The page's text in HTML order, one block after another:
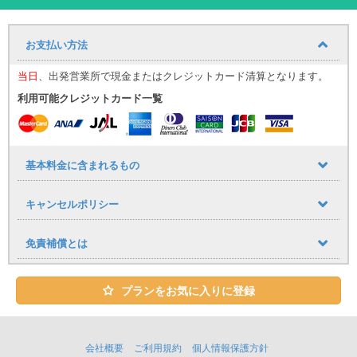
ー”とわかるアイコニックなデザイン。
街中でもビーチでも映える存在感があり、「ちょっと違う車に乗り
たい」方に選ばれる人気モデル
高いアイポイントと広い視界により、初めての沖縄ドライブでも安
心。
那覇市内の街乗りから海沿いのルートまで、見晴らしの良さがドラ
イブの楽しさをさらに引き上げてくれます。
JL型では、従来よりも乗り心地や静粛性も向上しており、
日常使いから観光まで幅広く対応できるバランスの良いモデルに仕
走りも安定感があり、長距離移動でもストレスを感じにくいのが特
徴です。
インテリアは、無骨なデザインの中にしっかりとした実用性と快適
性を確保。
て過ごせる空間となっています。
JL型ラングラーは、
・沖縄旅行をアクティブに楽しみたい方
・人と被らない個性的な車を選びたい方
・写真映えする車で思い出を残したい方
ユニバースレンタカーでは、
お支払い方法
当日
、出発営業所で現金またはクレジットカード清算となります。
利用可能クレジットカード一覧
基本料金に含まれるもの
キャンセルポリシー
免責補償とは
プランをお気に入りに登録
会社概要 ご利用規約 個人情報保護方針